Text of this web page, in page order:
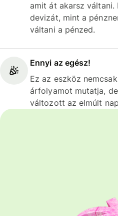
amit át akarsz váltani.
devizát, mint a
váltani a pénzed.
Ennyi az egész!
Ez az eszköz
árfolyamot mutatja,
változott az elmúlt